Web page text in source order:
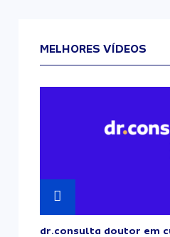
MELHORES VÍDEOS
dr.consulta doutor em